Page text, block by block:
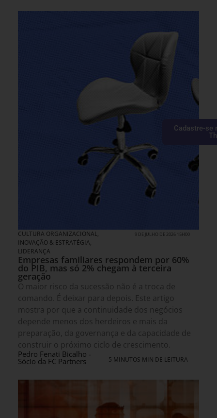
CULTURA ORGANIZACIONAL,
INOVAÇÃO & ESTRATÉGIA,
LIDERANÇA
9 DE JULHO DE 2026 15H00
Empresas familiares respondem por 60%
do PIB, mas só 2% chegam à terceira
geração
O maior risco da sucessão não é a troca de
comando. É deixar para depois. Este artigo
mostra por que a continuidade dos negócios
depende menos dos herdeiros e mais da
preparação, da governança e da capacidade de
construir o próximo ciclo de crescimento.
Pedro Fenati Bicalho -
Sócio da FC Partners 5 MINUTOS MIN DE LEITURA
Cadastre-se